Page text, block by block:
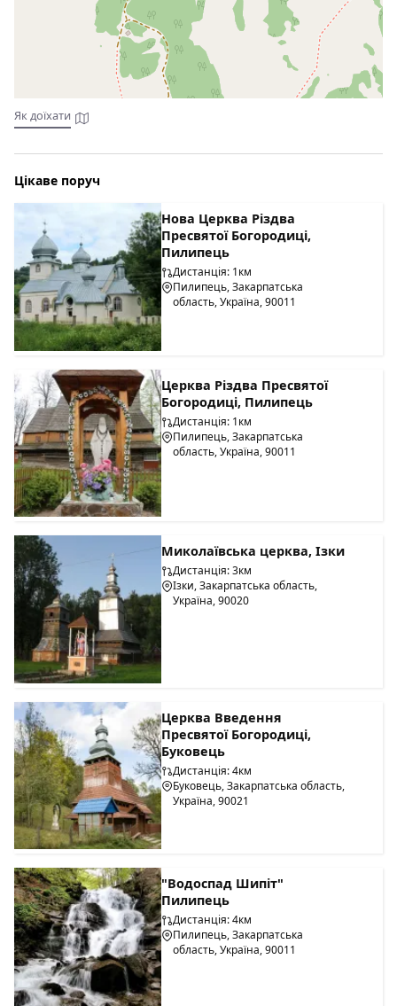
Як доїхати
Цікаве поруч
Нова Церква Різдва
Пресвятої Богородиці,
Пилипець
Дистанція: 1км
Пилипець, Закарпатська
область, Україна, 90011
Церква Різдва Пресвятої
Богородиці, Пилипець
Дистанція: 1км
Пилипець, Закарпатська
область, Україна, 90011
Миколаївська церква, Ізки
Дистанція: 3км
Ізки, Закарпатська область,
Україна, 90020
Церква Введення
Пресвятої Богородиці,
Буковець
Дистанція: 4км
Буковець, Закарпатська область,
Україна, 90021
"Водоспад Шипіт"
Пилипець
Дистанція: 4км
Пилипець, Закарпатська
область, Україна, 90011